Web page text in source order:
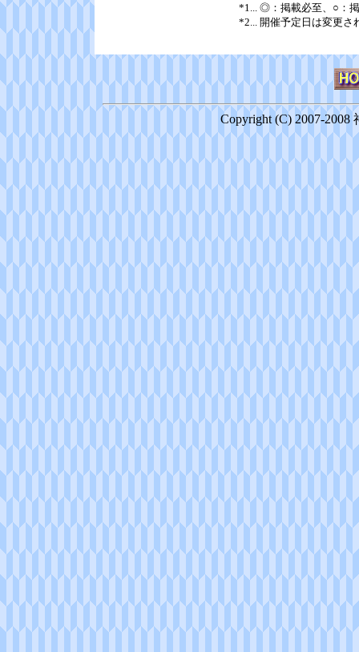
*1... ◎：掲載必至、○：
*2... 開催予定日は変更さ
Copyright (C) 2007-2008